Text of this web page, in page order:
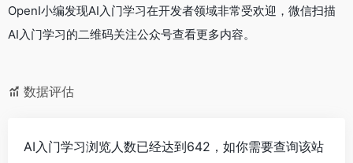
OpenI小编发现AI入门学习在开发者领域非常受欢迎，微信扫描
AI入门学习的二维码关注公众号查看更多内容。
数据评估
AI入门学习浏览人数已经达到642，如你需要查询该站